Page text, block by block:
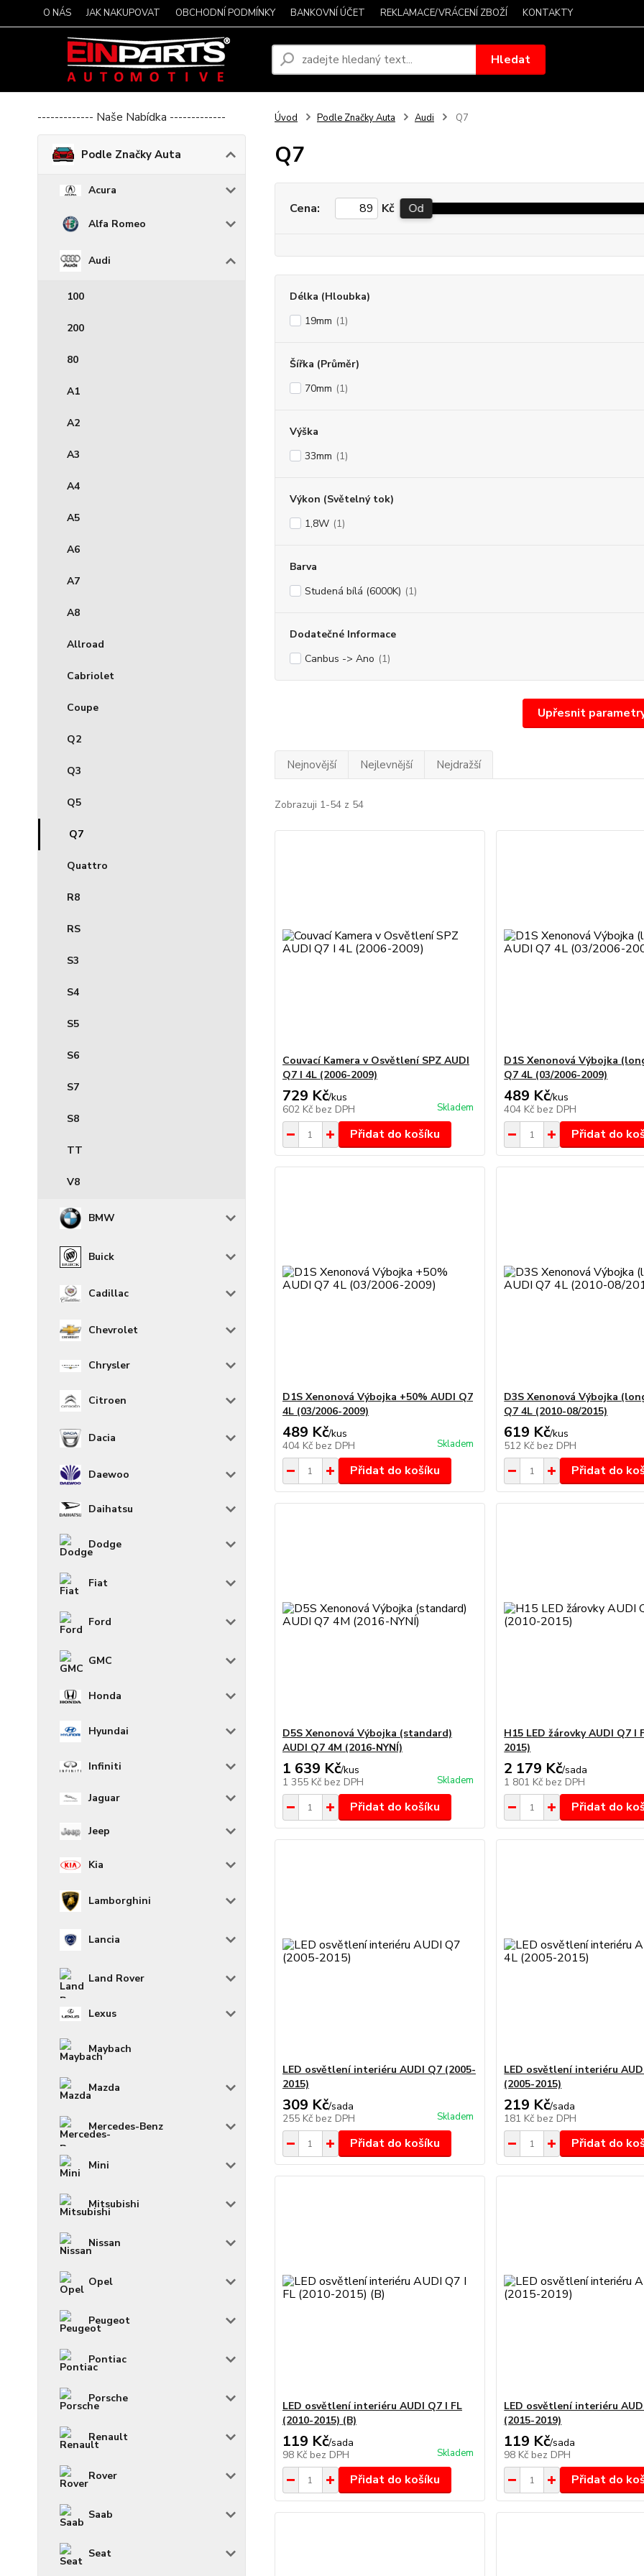
O NÁS JAK NAKUPOVAT OBCHODNÍ PODMÍNKY BANKOVNÍ ÚČET REKLAMACE/VRÁCENÍ ZBOŽÍ KONTAKTY
Hledat
------------- Naše Nabídka -------------
Podle Značky Auta
Acura
Alfa Romeo
Audi
100
200
80
A1
A2
A3
A4
A5
A6
A7
A8
Allroad
Cabriolet
Coupe
Q2
Q3
Q5
Q7
Quattro
R8
RS
S3
S4
S5
S6
S7
S8
TT
V8
BMW
Buick
Cadillac
Chevrolet
Chrysler
Citroen
Dacia
Daewoo
Daihatsu
Dodge
Fiat
Ford
GMC
Honda
Hyundai
Infiniti
Jaguar
Jeep
Kia
Lamborghini
Lancia
Land Rover
Lexus
Maybach
Mazda
Mercedes-Benz
Mini
Mitsubishi
Nissan
Opel
Peugeot
Pontiac
Porsche
Renault
Rover
Saab
Seat
Úvod Podle Značky Auta Audi Q7
Q7
Upřesnit
Cena: Kč Od
Délka (Hloubka)
19mm (1)
Šířka (Průměr)
70mm (1)
Výška
33mm (1)
Výkon (Světelný tok)
1,8W (1)
Barva
Studená bílá (6000K) (1)
Dodatečné Informace
Canbus -> Ano (1)
Nejnovější Nejlevnější Nejdražší
Zobrazuji 1-54 z 54
Couvací Kamera v Osvětlení SPZ AUDI
Q7 I 4L (2006-2009)
729 Kč/kus
602 Kč bez DPH Skladem
Přidat do košíku
D1S Xenonová Výbojka
Q7 4L (03/2006-2009)
489 Kč/kus
404 Kč bez DPH
Přidat do
D1S Xenonová Výbojka +50% AUDI Q7
4L (03/2006-2009)
489 Kč/kus
404 Kč bez DPH Skladem
Přidat do košíku
D3S Xenonová Výbojka
Q7 4L (2010-08/2015)
619 Kč/kus
512 Kč bez DPH
Přidat do
D5S Xenonová Výbojka (standard)
AUDI Q7 4M (2016-NYNÍ)
1 639 Kč/kus
1 355 Kč bez DPH Skladem
Přidat do košíku
H15 LED žárovky AUDI Q7 I
2015)
2 179 Kč/sada
1 801 Kč bez DPH
Přidat do
LED osvětlení interiéru AUDI Q7 (2005-
2015)
309 Kč/sada
255 Kč bez DPH Skladem
Přidat do košíku
LED osvětlení interiéru
(2005-2015)
219 Kč/sada
181 Kč bez DPH
Přidat do
LED osvětlení interiéru AUDI Q7 I FL
(2010-2015) (B)
119 Kč/sada
98 Kč bez DPH Skladem
Přidat do košíku
LED osvětlení interiéru
(2015-2019)
119 Kč/sada
98 Kč bez DPH
Přidat do